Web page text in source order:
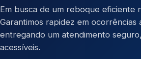
Em busca de um reboque eficiente
Garantimos rapidez em ocorrências
entregando um atendimento
acessíveis.